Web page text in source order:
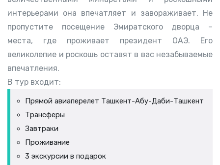
интерьерами она впечатляет и завораживает. Не
пропустите посещение Эмиратского дворца –
места, где проживает президент ОАЭ. Его
великолепие и роскошь оставят в вас незабываемые
впечатления.
В тур входит:
Прямой авиаперелет Ташкент-Абу-Даби-Ташкент
Трансферы
Завтраки
Проживание
3 экскурсии в подарок